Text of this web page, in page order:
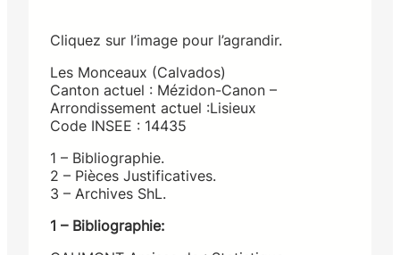
Cliquez sur l’image pour l’agrandir.
Les Monceaux (Calvados)
Canton actuel : Mézidon-Canon –
Arrondissement actuel :Lisieux
Code INSEE : 14435
1 – Bibliographie.
2 – Pièces Justificatives.
3 – Archives ShL.
1 – Bibliographie: